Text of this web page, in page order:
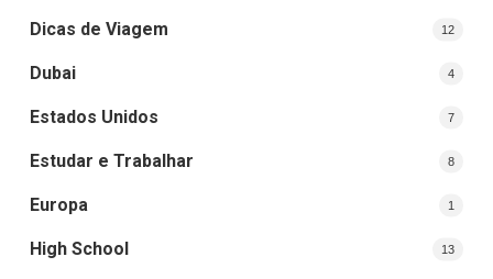
Dicas de Viagem 12
Dubai 4
Estados Unidos 7
Estudar e Trabalhar 8
Europa 1
High School 13